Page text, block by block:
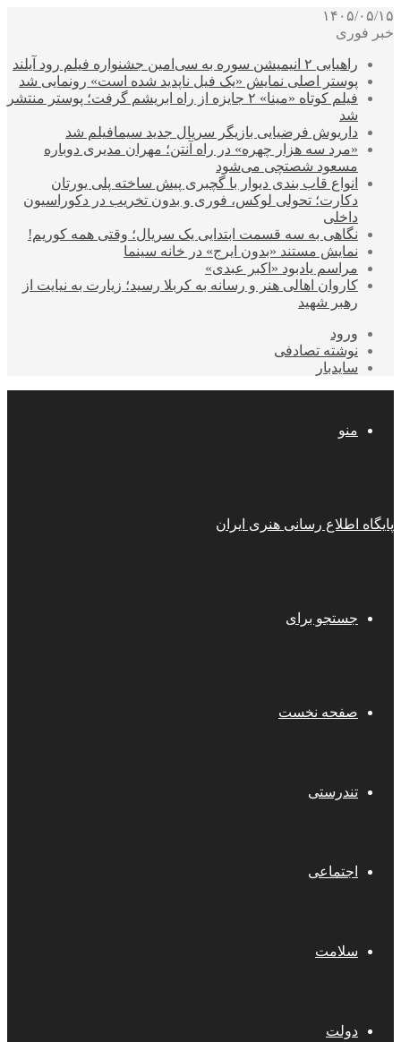
۱۴۰۵/۰۵/۱۵
خبر فوری
راهیابی ۲ انیمیشن سوره به سی‌امین جشنواره فیلم رود آیلند
پوستر اصلی نمایش «یک فیل ناپدید شده است» رونمایی شد
فیلم کوتاه «مینا» ۲ جایزه از راه ابریشم گرفت؛ پوستر منتشر
شد
داریوش فرضیایی بازیگر سریال جدید سیمافیلم شد
«مرد سه هزار چهره» در راه آنتن؛ مهران مدیری دوباره
مسعود شصتچی می‌شود
انواع قاب بندی دیوار با گچبری پیش ساخته پلی یورتان
دکارت؛ تحولی لوکس، فوری و بدون تخریب در دکوراسیون
داخلی
نگاهی به سه قسمت ابتدایی یک سریال؛ وقتی همه کوریم!
نمایش مستند «بدون ایرج» در خانه سینما
مراسم یادبود «اکبر عبدی»
کاروان اهالی هنر و رسانه به کربلا رسید؛ زیارت به نیایت از
رهبر شهید
ورود
نوشته تصادفی
سایدبار
منو
پایگاه اطلاع رسانی هنری ایران
جستجو برای
صفحه نخست
تندرستی
اجتماعی
سلامت
دولت